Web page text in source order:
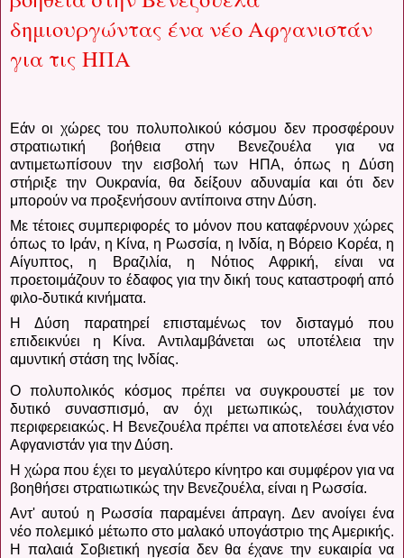
δημιουργώντας ένα νέο Αφγανιστάν
για τις ΗΠΑ
Εάν οι χώρες του πολυπολικού κόσμου δεν προσφέρουν
στρατιωτική βοήθεια στην Βενεζουέλα για να
αντιμετωπίσουν την εισβολή των ΗΠΑ, όπως η Δύση
στήριξε την Ουκρανία, θα δείξουν αδυναμία και ότι δεν
μπορούν να προξενήσουν αντίποινα στην Δύση.
Με τέτοιες συμπεριφορές το μόνον που καταφέρνουν χώρες
όπως το Ιράν, η Κίνα, η Ρωσσία, η Ινδία, η Βόρειο Κορέα, η
Αίγυπτος, η Βραζιλία, η Νότιος Αφρική, είναι να
προετοιμάζουν το έδαφος για την δική τους καταστροφή από
φιλο-δυτικά κινήματα.
Η Δύση παρατηρεί επισταμένως τον δισταγμό που
επιδεικνύει η Κίνα. Αντιλαμβάνεται ως υποτέλεια την
αμυντική στάση της Ινδίας.
Ο πολυπολικός κόσμος πρέπει να συγκρουστεί με τον
δυτικό συνασπισμό, αν όχι μετωπικώς, τουλάχιστον
περιφερειακώς. Η Βενεζουέλα πρέπει να αποτελέσει ένα νέο
Αφγανιστάν για την Δύση.
Η χώρα που έχει το μεγαλύτερο κίνητρο και συμφέρον για να
βοηθήσει στρατιωτικώς την Βενεζουέλα, είναι η Ρωσσία.
Αντ' αυτού η Ρωσσία παραμένει άπραγη.Δεν ανοίγει ένα
νέο πολεμικό μέτωπο στο μαλακό υπογάστριο της Αμερικής.
Η παλαιά Σοβιετική ηγεσία δεν θα έχανε την ευκαιρία να